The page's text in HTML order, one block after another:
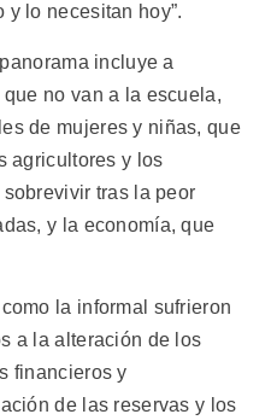
y lo necesitan hoy”.
incluye a
no van a la escuela,
de mujeres y niñas, que
agricultores y los
tras la peor
y la economía, que
la informal sufrieron
a la alteración de los
financieros y
de las reservas y los